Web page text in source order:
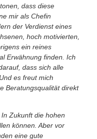
dass die­se
mir als Chefin
der Ver­dienst eines
hoch motivierten,
ein reines
Erwähnung fin­den. Ich
dass sich alle
es freut mich
Be­ratungsqualität direkt
Zukunft die hohen
können. Aber vor
eine gu­te